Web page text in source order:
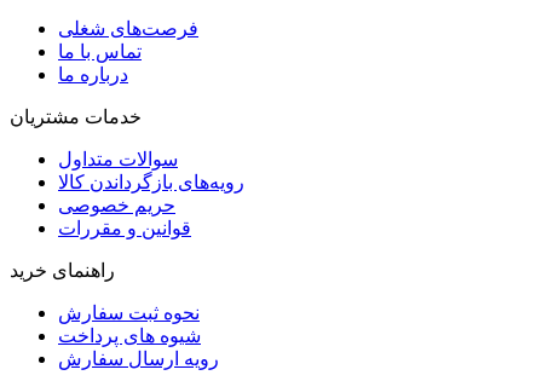
فرصت‌های شغلی
تماس با ما
درباره ما
خدمات مشتریان
سوالات متداول
رویه‌های بازگرداندن کالا
حریم خصوصی
قوانین و مقررات
راهنمای خرید
نحوه ثبت سفارش
شیوه های پرداخت
رویه ارسال سفارش